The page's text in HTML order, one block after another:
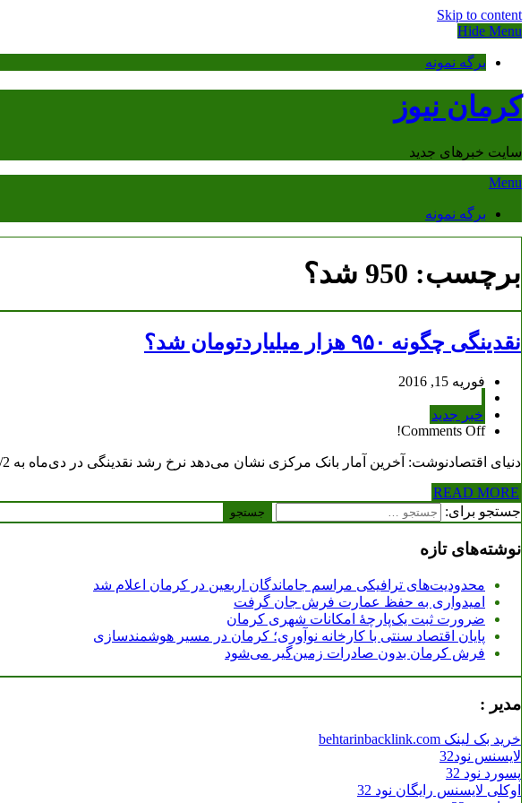
Skip to content
Hide Menu
برگه نمونه
کرمان نیوز
سایت خبرهای جدید
Menu
برگه نمونه
برچسب: 950 شد؟
نقدینگی چگونه ۹۵۰ هزار میلیاردتومان شد؟
فوریه 15, 2016
خبر جدید
Comments Off!
دنیای اقتصادنوشت: آخرین آمار بانک مرکزی نشان می‌دهد نرخ رشد نقدینگی در دی‌ماه به 2/ 27 درصد رسیده که بیشترین مقدار در یک سال و نیم اخیر بوده است. استخدام…
READ MORE
جستجو برای:
نوشته‌های تازه
محدودیت‌های ترافیکی مراسم جاماندگان اربعین در کرمان اعلام شد
امیدواری به حفظ عمارت فرش جان گرفت
ضرورت ثبت یک‌پارچۀ امکانات شهری کرمان
پایان اقتصاد سنتی با کارخانه نوآوری؛ کرمان در مسیر هوشمندسازی
فرش کرمان بدون صادرات زمین‌گیر می‌شود
مدیر :
خرید بک لینک behtarinbacklink.com
لایسنس نود32
پسورد نود 32
اوکلی لایسنس رایگان نود 32